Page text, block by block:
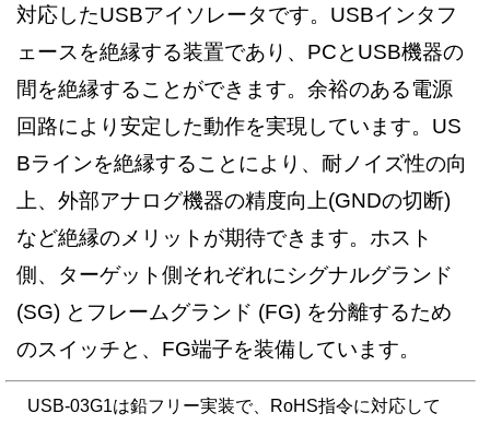
対応したUSBアイソレータです。USBインタフ
ェースを絶縁する装置であり、PCとUSB機器の
間を絶縁することができます。余裕のある電源
回路により安定した動作を実現しています。US
Bラインを絶縁することにより、耐ノイズ性の向
上、外部アナログ機器の精度向上(GNDの切断)
など絶縁のメリットが期待できます。ホスト
側、ターゲット側それぞれにシグナルグランド
(SG) とフレームグランド (FG) を分離するため
のスイッチと、FG端子を装備しています。
USB-03G1は鉛フリー実装で、RoHS指令に対応して